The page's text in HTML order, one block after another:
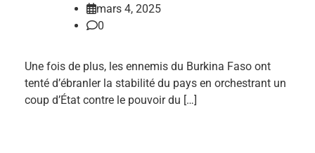
mars 4, 2025
0
Une fois de plus, les ennemis du Burkina Faso ont
tenté d’ébranler la stabilité du pays en orchestrant un
coup d’État contre le pouvoir du […]